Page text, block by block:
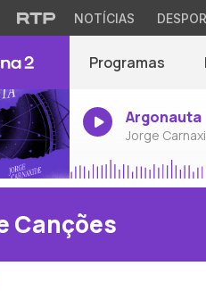
NOTÍCIAS
Programas
Argonauta
Jorge
Canções